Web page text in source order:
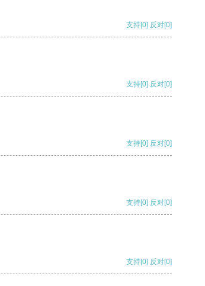
支持[0] 反对[0]
支持[0] 反对[0]
支持[0] 反对[0]
支持[0] 反对[0]
支持[0] 反对[0]